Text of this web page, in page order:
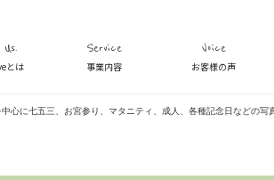
とは
Service
事業内容
Voice
お客様の声
心に七五三、お宮参り、マタニティ、成人、各種記念日などの